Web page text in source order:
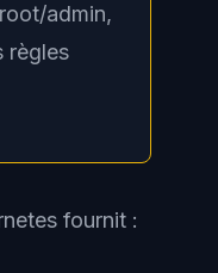
admin,
règles
fournit :